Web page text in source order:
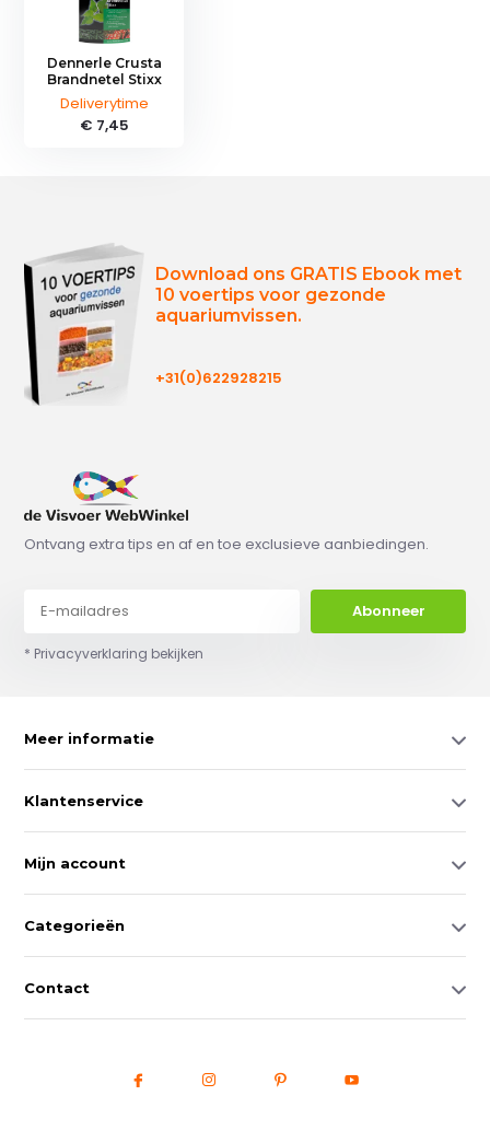
Dennerle Crusta
Brandnetel Stixx
Deliverytime
€ 7,45
Download ons GRATIS Ebook met
10 voertips voor gezonde
aquariumvissen.
+31(0)622928215
Ontvang extra tips en af en toe exclusieve aanbiedingen.
Abonneer
* Privacyverklaring bekijken
Meer informatie
Klantenservice
Mijn account
Categorieën
Contact